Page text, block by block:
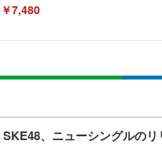
￥7,480
[EdoErgo] オフィスチェア 椅子
EIZO ビジネス向けプレミアムモ
￥105,595
Amazonベーシック ペットシー
￥3,373
SKE48、ニューシングルの